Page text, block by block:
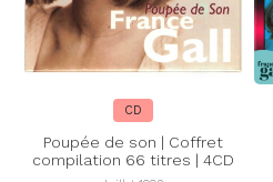
CD
Poupée de son | Coffret
compilation 66 titres | 4CD